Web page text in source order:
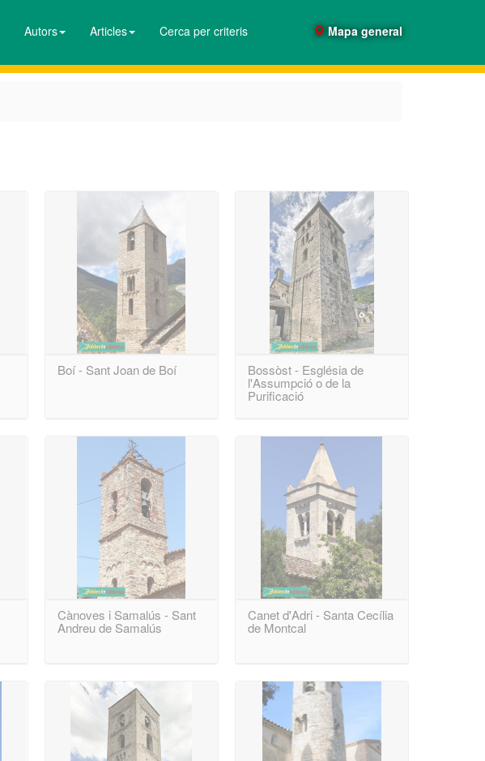
Autors Articles Cerca per criteris Mapa general
Boí - Sant Joan de Boí
Cànoves i Samalús - Sant
Andreu de Samalús
Bossòst - Església de
l'Assumpció o de la
Purificació
Canet d'Adri - Santa Cecília
de Montcal